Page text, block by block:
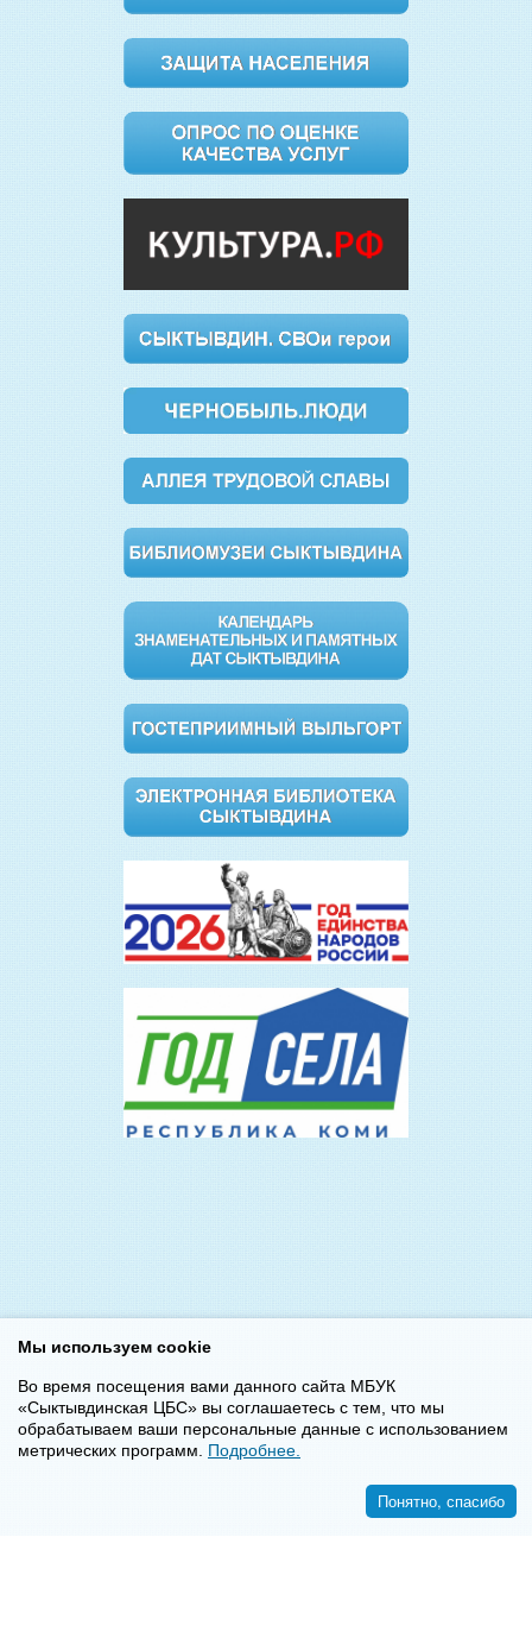
Мы используем cookie
Во время посещения вами данного сайта МБУК
«Сыктывдинская ЦБС» вы соглашаетесь с тем, что мы
обрабатываем ваши персональные данные с использованием
метрических программ. Подробнее.
Понятно, спасибо